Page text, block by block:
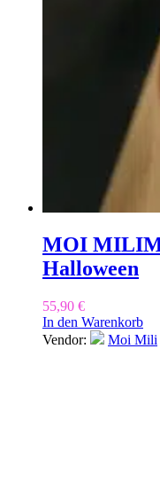
MOI MILI
Halloween
55,90 €
In den Warenkorb
Vendor:
Moi Mili